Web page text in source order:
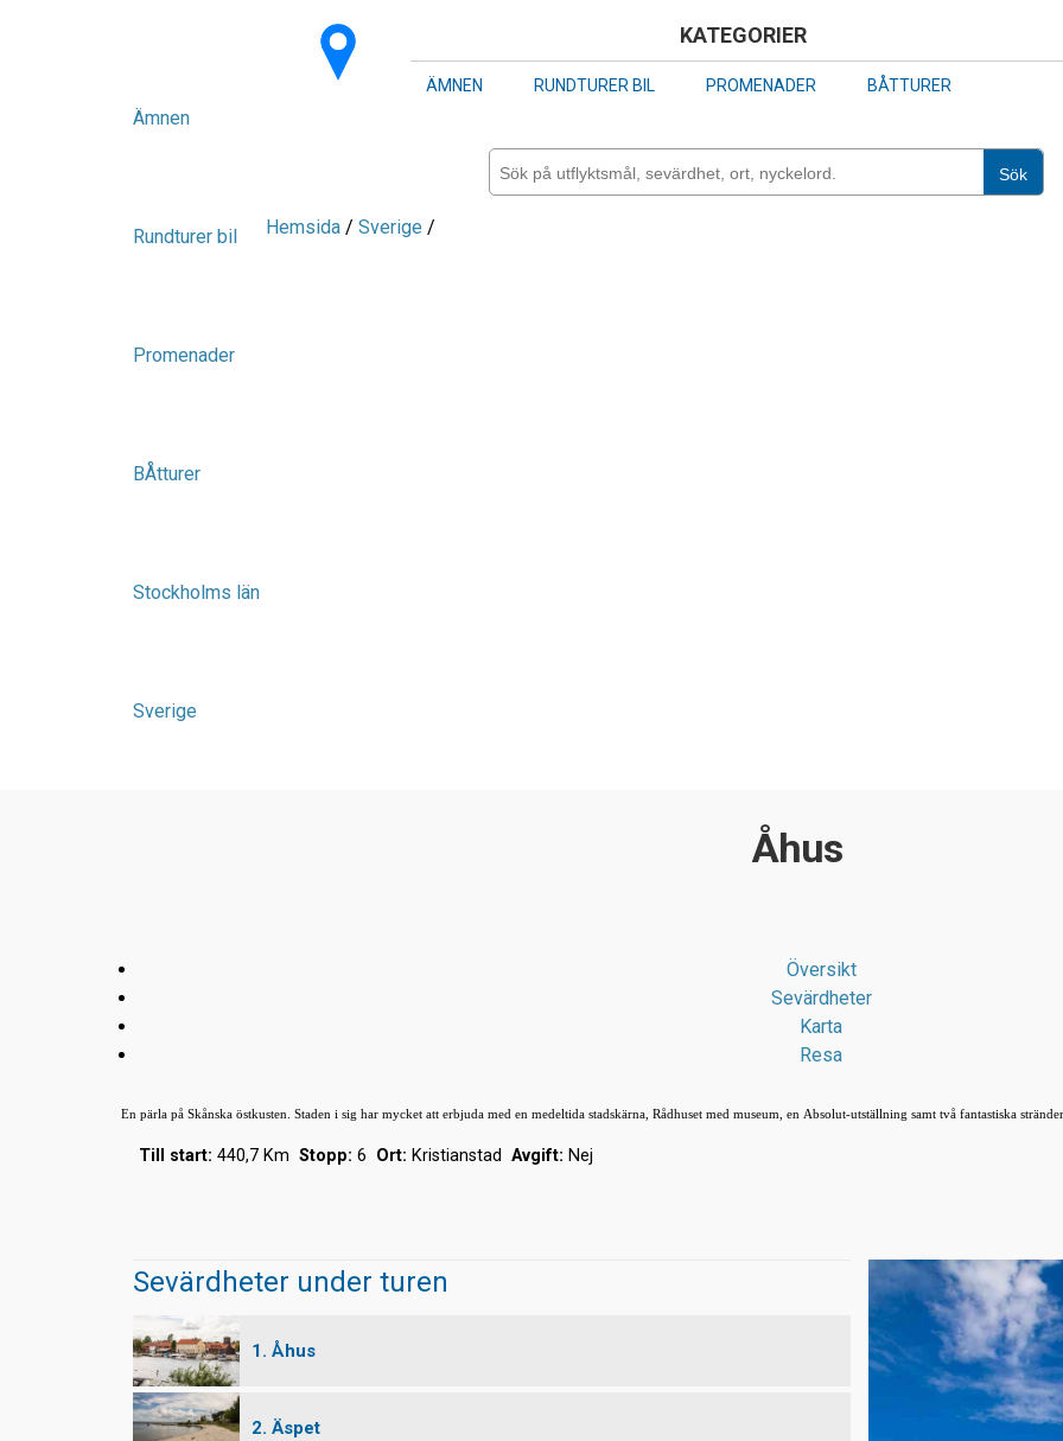
to
main
Ämnen
Rundturer bil
Promenader
BÅtturer
Stockholms län
Sverige
KATEGORIER
ÄMNEN RUNDTURER BIL PROMENADER BÅTTURER
Sök
Hemsida / Sverige /
Åhus
Översikt
Sevärdheter
Karta
Resa
En pärla på Skånska östkusten. Staden i sig har mycket att erbjuda med en medeltida stadskärna, Rådhuset med museum, en Absolut-utställning samt två fantastiska
Till start: 440,7 Km Stopp: 6 Ort: Kristianstad Avgift: Nej
Sevärdheter under turen
1. Åhus
2. Äspet